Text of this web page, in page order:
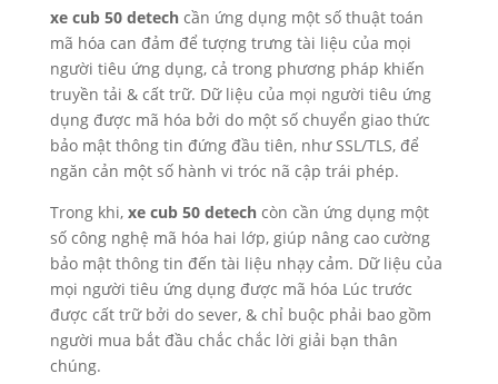
xe cub 50 detechcần ứng dụng một số thuật toán
mã hóa can đảm để tượng trưng tài liệu của mọi
người tiêu ứng dụng, cả trong phương pháp khiến
truyền tải & cất trữ. Dữ liệu của mọi người tiêu ứng
dụng được mã hóa bởi do một số chuyển giao thức
bảo mật thông tin đứng đầu tiên, như SSL/TLS, để
ngăn cản một số hành vi tróc nã cập trái phép.
Trong khi, xe cub 50 detechcòn cần ứng dụng một
số công nghệ mã hóa hai lớp, giúp nâng cao cường
bảo mật thông tin đến tài liệu nhạy cảm. Dữ liệu của
mọi người tiêu ứng dụng được mã hóa Lúc trước
được cất trữ bởi do sever, & chỉ buộc phải bao gồm
người mua bắt đầu chắc chắc lời giải bạn thân
chúng.